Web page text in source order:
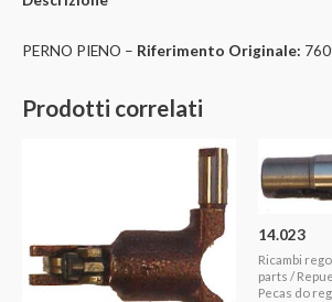
PERNO PIENO – Riferimento Originale:
Prodotti correlati
14.023
Ricambi
parts /
Pecas do